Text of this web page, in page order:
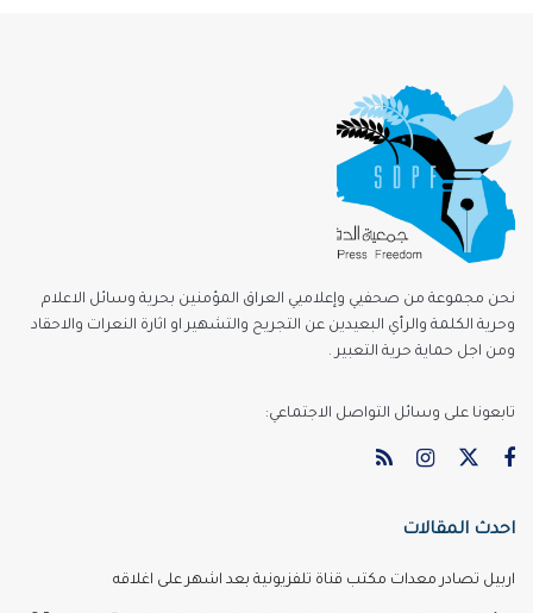
نحن مجموعة من صحفيي وإعلاميي العراق المؤمنين بحرية وسائل الاعلام
وحرية الكلمة والرأي البعيدين عن التجريح والتشهير او اثارة النعرات والاحقاد
ومن اجل حماية حرية التعبير .
تابعونا على وسائل التواصل الاجتماعي:
احدث المقالات
اربيل تصادر معدات مكتب قناة تلفزيونية بعد اشهر على اغلاقه